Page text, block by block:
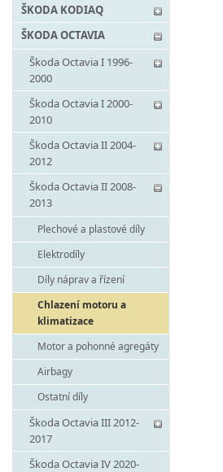
ŠKODA KODIAQ
ŠKODA OCTAVIA
Škoda Octavia I 1996-
2000
Škoda Octavia I 2000-
2010
Škoda Octavia II 2004-
2012
Škoda Octavia II 2008-
2013
Plechové a plastové díly
Elektrodíly
Díly náprav a řízení
Chlazení motoru a
klimatizace
Motor a pohonné agregáty
Airbagy
Ostatní díly
Škoda Octavia III 2012-
2017
Škoda Octavia IV 2020-